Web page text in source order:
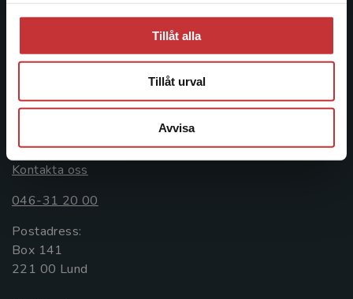
Tillåt alla
Tillåt urval
Avvisa
Studentlitteratur grundades 1963 och är idag Sveriges
ledande utbildningsförlag. Med läromedel, kurslitteratur,
facklitteratur, utbildningar och digitala
längs hela kunskapsresan.
Kontakta oss
046-31 20 00
Postadress:
Box 141
221 00 Lund